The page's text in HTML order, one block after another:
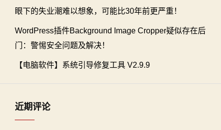
眼下的失业潮难以想象，可能比30年前更严重！
WordPress插件Background Image Cropper疑似存在后
门：警惕安全问题及解决！
【电脑软件】系统引导修复工具 V2.9.9
近期评论